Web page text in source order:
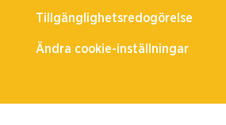
Tillgänglighetsredogörelse
Ändra cookie-inställningar